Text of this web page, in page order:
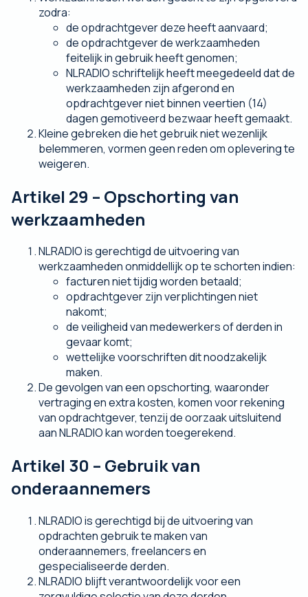
zodra:
de opdrachtgever deze heeft aanvaard;
de opdrachtgever de werkzaamheden
feitelijk in gebruik heeft genomen;
NLRADIO schriftelijk heeft meegedeeld dat de
werkzaamheden zijn afgerond en
opdrachtgever niet binnen veertien (14)
dagen gemotiveerd bezwaar heeft gemaakt.
Kleine gebreken die het gebruik niet wezenlijk
belemmeren, vormen geen reden om oplevering te
weigeren.
Artikel 29 – Opschorting van
werkzaamheden
NLRADIO is gerechtigd de uitvoering van
werkzaamheden onmiddellijk op te schorten indien:
facturen niet tijdig worden betaald;
opdrachtgever zijn verplichtingen niet
nakomt;
de veiligheid van medewerkers of derden in
gevaar komt;
wettelijke voorschriften dit noodzakelijk
maken.
De gevolgen van een opschorting, waaronder
vertraging en extra kosten, komen voor rekening
van opdrachtgever, tenzij de oorzaak uitsluitend
aan NLRADIO kan worden toegerekend.
Artikel 30 – Gebruik van
onderaannemers
NLRADIO is gerechtigd bij de uitvoering van
opdrachten gebruik te maken van
onderaannemers, freelancers en
gespecialiseerde derden.
NLRADIO blijft verantwoordelijk voor een